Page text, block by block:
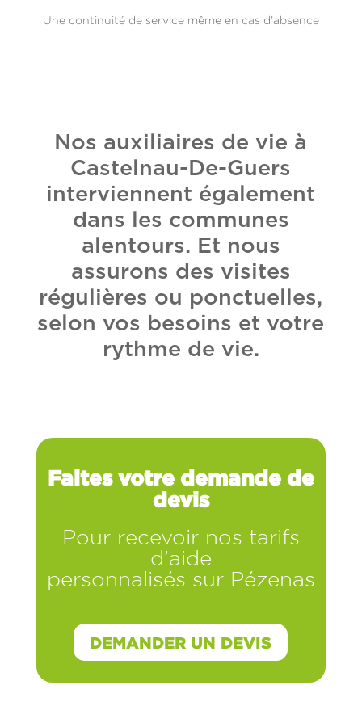
Une continuité de service même en cas d’absence
Nos auxiliaires de vie à
Castelnau-De-Guers
interviennent également
dans les communes
alentours. Et nous
assurons des visites
régulières ou ponctuelles,
selon vos besoins et votre
rythme de vie.
Faites votre demande de
devis
Pour recevoir nos tarifs
d’aide
personnalisés sur Pézenas
DEMANDER UN DEVIS